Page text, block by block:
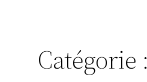
Catégorie :